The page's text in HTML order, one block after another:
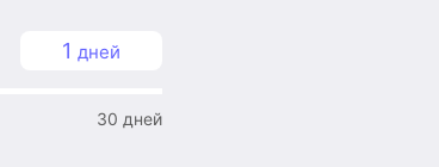
1 дней
30 дней